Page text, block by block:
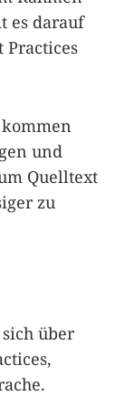
es darauf
Practices
kommen
und
Quelltext
zu
über